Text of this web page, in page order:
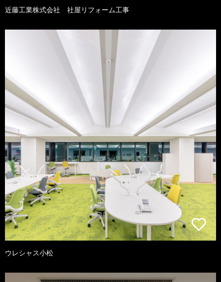
近藤工業株式会社 社屋リフォーム工事
ウレシャス小松